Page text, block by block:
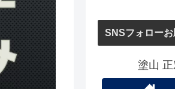
SNSフォロー
塗山